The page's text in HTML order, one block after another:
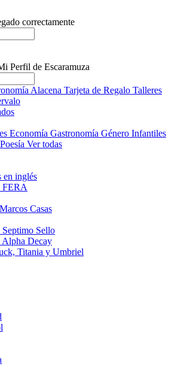
correctamente
Alacena Tarjeta de Regalo Talleres
Economía Gastronomía Género Infantiles
Poesía Ver todas
en inglés
FERA
Casas
Sello
Alpha Decay
Titania y Umbriel